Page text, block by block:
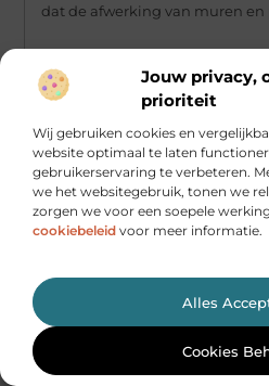
Jouw privacy,
prioriteit
Wij gebruiken cookies en
website optimaal te laten
gebruikerservaring te verbeteren.
we het websitegebruik, tonen we
zorgen we voor een soepele
cookiebeleid voor meer informatie.
Alles
Cookies
dat de afwerking van muren en
...
Winkelen